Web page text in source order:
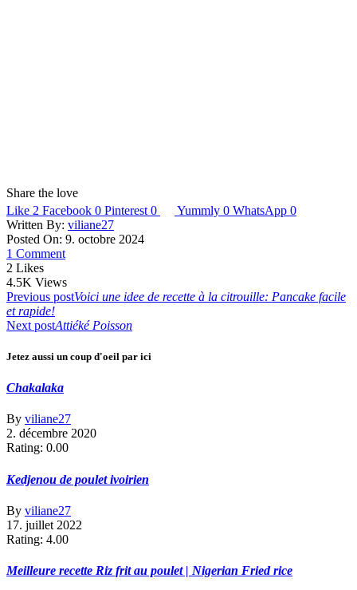
Share the love
Like 2 Facebook 0 Pinterest 0 Yummly 0 WhatsApp 0
Written By: viliane27
Posted On: 9. octobre 2024
1 Comment
2 Likes
4.5K Views
Navigation
de
Previous postVoici une idee de recette à la citrouille: Pancake facile
et rapide!
Next postAttiéké Poisson
Jetez aussi un coup d'oeil par ici
Chakalaka
By viliane27
2. décembre 2020
Rating: 0.00
Kedjenou de poulet ivoirien
By viliane27
17. juillet 2022
Rating: 4.00
Meilleure recette Riz frit au poulet | Nigerian Fried rice